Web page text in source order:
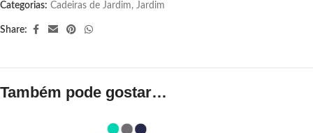
Categorias: Cadeiras de Jardim, Jardim
Share:
Também pode gostar…